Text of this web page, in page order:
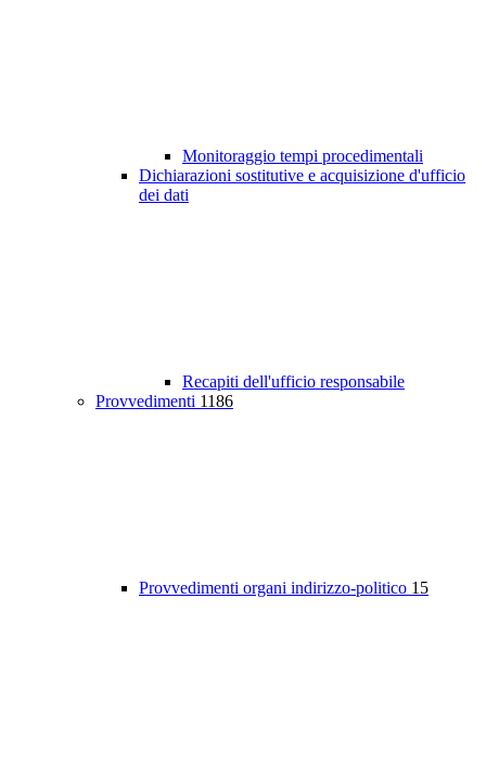
Monitoraggio tempi procedimentali
Dichiarazioni sostitutive e acquisizione d'ufficio
dei dati
Recapiti dell'ufficio responsabile
Provvedimenti 1186
Provvedimenti organi indirizzo-politico 15